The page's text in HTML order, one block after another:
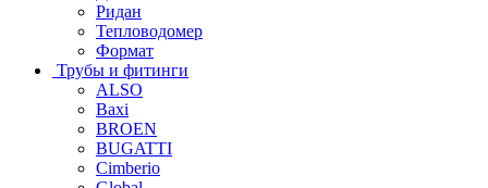
Ридан
Тепловодомер
Формат
Трубы и фитинги
ALSO
Baxi
BROEN
BUGATTI
Cimberio